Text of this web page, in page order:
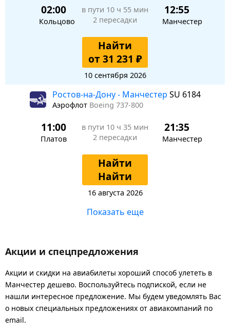
02:00
Кольцово
в пути 10 ч 55 мин
2 пересадки
12:55
Манчестер
Найти
от 31 231 ₽
10 сентября 2026
Ростов-на-Дону - Манчестер SU 6184
Аэрофлот Boeing 737-800
11:00
Платов
в пути 10 ч 35 мин
2 пересадки
21:35
Манчестер
Найти
Найти
16 августа 2026
Показать еще
Акции и спецпредложения
Акции и скидки на авиабилеты хороший способ улететь в
Манчестер дешево. Воспользуйтесь подпиской, если не
нашли интересное предложение. Мы будем уведомлять Вас
о новых специальных предложениях от авиакомпаний по
email.